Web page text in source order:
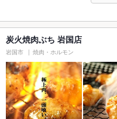
炭火焼肉ぶち 岩国店
岩国市 焼肉・ホルモン